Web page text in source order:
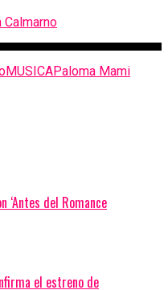
MUSICAPaloma Mami
‘Antes del Romance
el estreno de